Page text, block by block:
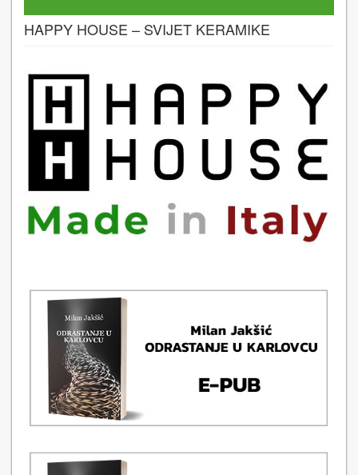
HAPPY HOUSE – SVIJET KERAMIKE